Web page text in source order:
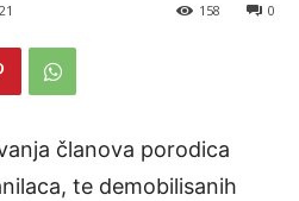
0
158
članova porodica
te demobilisanih